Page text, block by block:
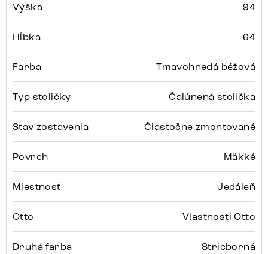
Výška 94
Hĺbka 64
Farba Tmavohnedá béžová
Typ stoličky Čalúnená stolička
Stav zostavenia Čiastočne zmontované
Povrch Mäkké
Miestnosť Jedáleň
Otto Vlastnosti Otto
Druhá farba Strieborná